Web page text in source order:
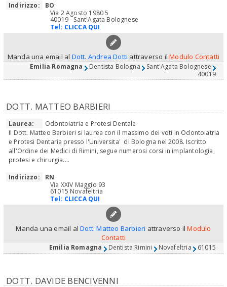
Indirizzo:
BO:
Via 2 Agosto 1980 5
40019 - Sant'Agata Bolognese
Tel: CLICCA QUI
Manda una email al Dott. Andrea Dotti attraverso ilModulo Contatti
Emilia Romagna Dentista Bologna Sant'Agata Bolognese
40019
DOTT. MATTEO BARBIERI
Laurea:
Odontoiatria e Protesi Dentale
Il Dott. Matteo Barbieri si laurea con il massimo dei voti in Odontoiatria
e Protesi Dentaria presso l'Universita' di Bologna nel 2008. Iscritto
all'Ordine dei Medici di Rimini, segue numerosi corsi in implantologia,
protesi e chirurgia....
Indirizzo:
RN:
Via XXIV Maggio 93
61015 Novafeltria
Tel: CLICCA QUI
Manda una email alDott. Matteo Barbieri attraverso ilModulo
Contatti
Emilia Romagna Dentista Rimini Novafeltria 61015
DOTT. DAVIDE BENCIVENNI